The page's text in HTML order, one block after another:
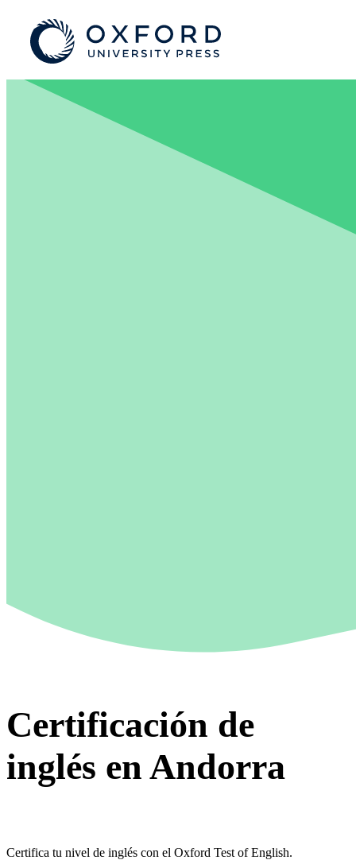
Certificación de
inglés en Andorra
Certifica tu nivel de inglés con el Oxford Test of English.